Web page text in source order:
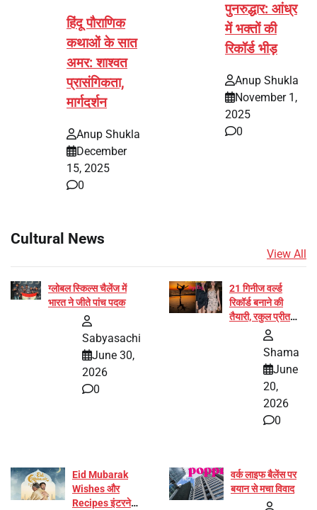
हिंदू पौराणिक
कथाओं के सात
अमर: शाश्वत
प्रासंगिकता,
मार्गदर्शन
Anup Shukla
December
15, 2025
0
पुनरुद्धार: आंध्र
में भक्तों की
रिकॉर्ड भीड़
Anup Shukla
November 1,
2025
0
Cultural News
View All
ग्लोबल स्किल्स चैलेंज में
भारत ने जीते पांच पदक
Sabyasachi
June 30,
2026
0
21 गिनीज वर्ल्ड
रिकॉर्ड बनाने की
तैयारी, रकुल प्रीत
और प्रज्ञा जायसवाल
Shama
June
20,
2026
0
Eid Mubarak
Wishes और
Recipes इंटरनेट
वर्क लाइफ बैलेंस पर
बयान से मचा विवाद